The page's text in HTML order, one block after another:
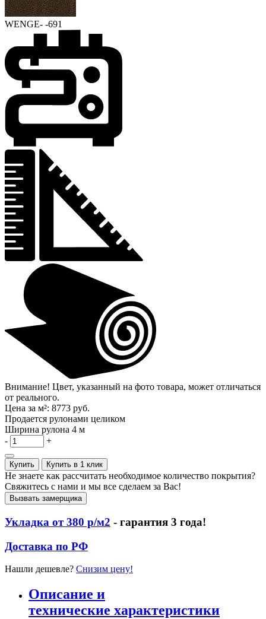
WENGE- -691
Внимание! Цвет, указанный на фото товара, может отличаться
от реального.
Цена за м²: 8773 руб.
Продается рулонами целиком
Ширина рулона 4 м
-
+
Купить Купить в 1 клик
Не знаете как рассчитать необходимое количество покрытия?
Свяжитесь с нами и мы все сделаем за Вас!
Вызвать замерщика
Укладка от 380 р/м2 - гарантия 3 года!
Доставка по РФ
Нашли дешевле? Снизим цену!
Описание и
технические характеристики